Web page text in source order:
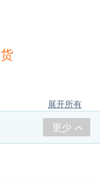
展开所有
更少